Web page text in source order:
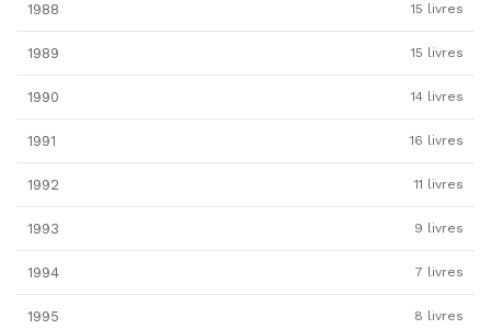
1988 15 livres
1989 15 livres
1990 14 livres
1991 16 livres
1992 11 livres
1993 9 livres
1994 7 livres
1995 8 livres